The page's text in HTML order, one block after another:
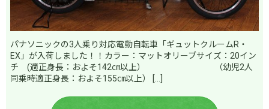
パナソニックの3人乗り対応電動自転車「ギュットクルームR・
EX」が入荷しました！！カラー：マットオリーブサイズ：20イン
チ (適正身長：およそ142㎝以上） （幼児2人
同乗時適正身長：およそ155㎝以上） […]